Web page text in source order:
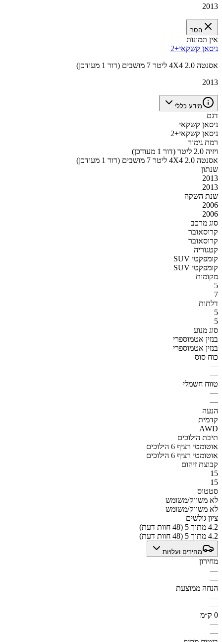
2013
הסר
אין תמונות
ניסאן קשקאי+2
אסנטה 4X4 2.0 ליטר 7 מושבים (דור 1 מעודכן)
2013
מידע כללי
דגם
ניסאן קשקאי
ניסאן קשקאי+2
רמת גימור
ויזיה 2.0 ליטר (דור 1 מעודכן)
אסנטה 4X4 2.0 ליטר 7 מושבים (דור 1 מעודכן)
שנתון
2013
2013
שנת השקה
2006
2006
סוג מרכב
קרוסאובר
קרוסאובר
קטגוריה
SUV קומפקטי
SUV קומפקטי
מקומות
5
7
דלתות
5
5
סוג מנוע
בנזין אטמוספרי
בנזין אטמוספרי
כוח סוס
—
—
טווח חשמלי
—
—
הנעה
קדמית
AWD
תיבת הילוכים
אוטומטי רציף 6 הילוכים
אוטומטי רציף 6 הילוכים
קבוצת זיהום
15
15
סטטוס
לא משווק/משומש
לא משווק/משומש
ציון גולשים
4.2 מתוך 5 (48 חוות דעת)
4.2 מתוך 5 (48 חוות דעת)
מחירים ועלויות
מחירון
—
—
הנחה ממוצעת
—
—
0 ק״מ
—
—